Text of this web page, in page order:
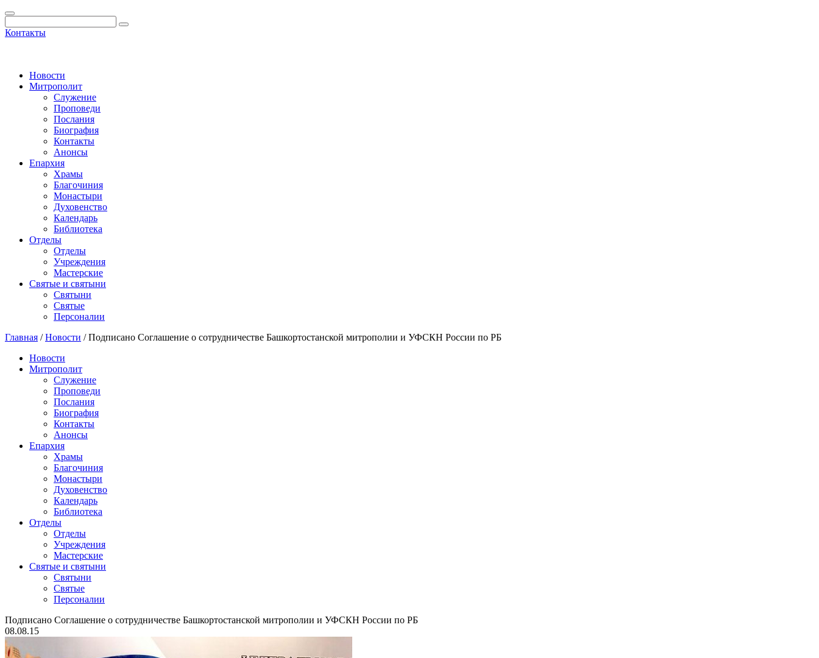
Контакты
Новости
Митрополит
Служение
Проповеди
Послания
Биография
Контакты
Анонсы
Епархия
Храмы
Благочиния
Монастыри
Духовенство
Календарь
Библиотека
Отделы
Отделы
Учреждения
Мастерские
Святые и святыни
Cвятыни
Cвятые
Персоналии
Главная /Новости /Подписано Соглашение о сотрудничестве Башкортостанской митрополии и УФСКН России по РБ
Новости
Митрополит
Служение
Проповеди
Послания
Биография
Контакты
Анонсы
Епархия
Храмы
Благочиния
Монастыри
Духовенство
Календарь
Библиотека
Отделы
Отделы
Учреждения
Мастерские
Святые и святыни
Cвятыни
Cвятые
Персоналии
Подписано Соглашение о сотрудничестве Башкортостанской митрополии и УФСКН России по РБ
08.08.15